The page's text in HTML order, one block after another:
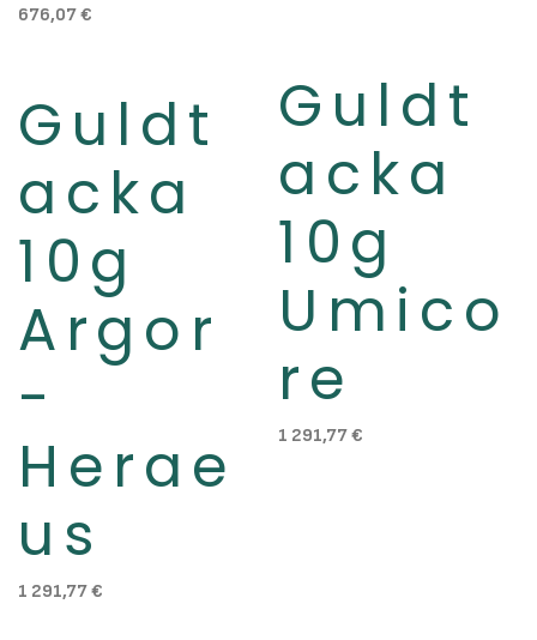
676,07€
Slut i lager
Guldt
acka
10g
Argor
-
Herae
us
1 291,77€
Slut i lager
Guldt
acka
10g
Umico
re
1 291,77€